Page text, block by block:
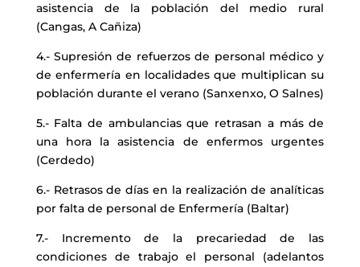
asistencia de la población del medio rural
(Cangas, A Cañiza)
4.- Supresión de refuerzos de personal médico y
de enfermería en localidades que multiplican su
población durante el verano (Sanxenxo, O Salnes)
5.- Falta de ambulancias que retrasan a más de
una hora la asistencia de enfermos urgentes
(Cerdedo)
6.- Retrasos de días en la realización de analíticas
por falta de personal de Enfermería (Baltar)
7.- Incremento de la precariedad de las
condiciones de trabajo el personal (adelantos